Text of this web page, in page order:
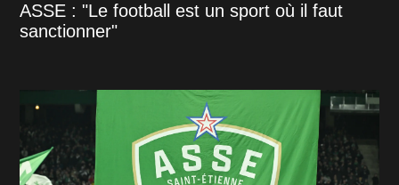
ASSE : "Le football est un sport où il faut
sanctionner"